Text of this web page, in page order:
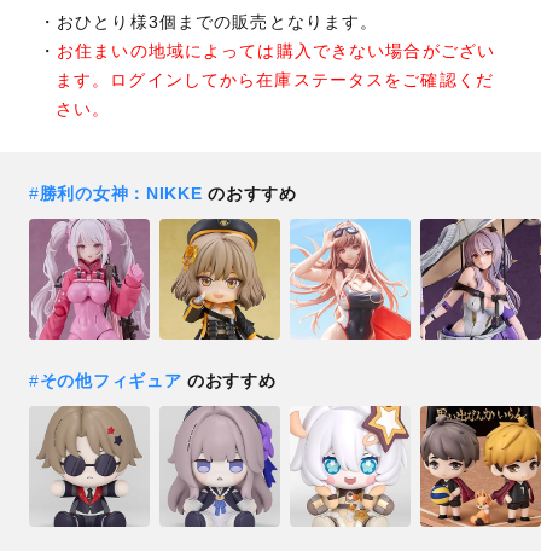
おひとり様3個までの販売となります。
お住まいの地域によっては購入できない場合がござい
ます。ログインしてから在庫ステータスをご確認くだ
さい。
#勝利の女神：NIKKE のおすすめ
#その他フィギュア のおすすめ